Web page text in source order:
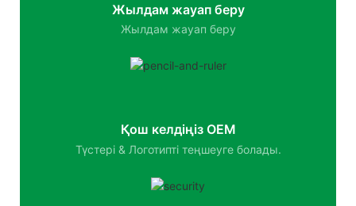
Жылдам жауап беру
Жылдам жауап беру
Қош келдіңіз OEM
Түстері & Логотипті теңшеуге болады.